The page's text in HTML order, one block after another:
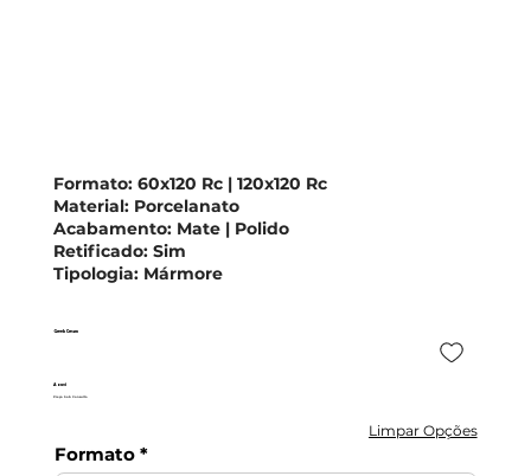
Greek Cream
Azuvi
Preço Sob Consulta
Limpar Opções
Formato
Formato:60x120 Rc | 120x120 Rc
Material:Porcelanato
Acabamento:Mate | Polido
Retificado:Sim
Tipologia:Mármore